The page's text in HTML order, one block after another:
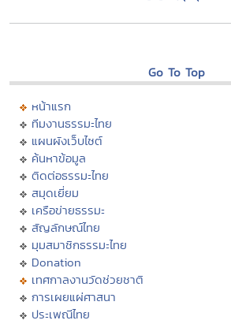
Go To Top
หน้าแรก
ทีมงานธรรมะไทย
แผนผังเว็บไซต์
ค้นหาข้อมูล
ติดต่อธรรมะไทย
สมุดเยี่ยม
เครือข่ายธรรมะ
สัญลักษณ์ไทย
มุมสมาชิกธรรมะไทย
Donation
เทศกาลงานวัดช่วยชาติ
การเผยแผ่ศาสนา
ประเพณีไทย